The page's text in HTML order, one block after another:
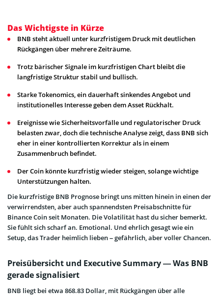
Das Wichtigste in Kürze
BNB steht aktuell unter kurzfristigem Druck mit deutlichen
Rückgängen über mehrere Zeiträume.
Trotz bärischer Signale im kurzfristigen Chart bleibt die
langfristige Struktur stabil und bullisch.
Starke Tokenomics, ein dauerhaft sinkendes Angebot und
institutionelles Interesse geben dem Asset Rückhalt.
Ereignisse wie Sicherheitsvorfälle und regulatorischer Druck
belasten zwar, doch die technische Analyse zeigt, dass BNB sich
eher in einer kontrollierten Korrektur als in einem
Zusammenbruch befindet.
Der Coin könnte kurzfristig wieder steigen, solange wichtige
Unterstützungen halten.
Die kurzfristige BNB Prognose bringt uns mitten hinein in einen der
verwirrendsten, aber auch spannendsten Preisabschnitte für
Binance Coin seit Monaten. Die Volatilität hast du sicher bemerkt.
Sie fühlt sich scharf an. Emotional. Und ehrlich gesagt wie ein
Setup, das Trader heimlich lieben – gefährlich, aber voller Chancen.
Preisübersicht und Executive Summary — Was BNB
gerade signalisiert
BNB liegt bei etwa 868.83 Dollar, mit Rückgängen über alle